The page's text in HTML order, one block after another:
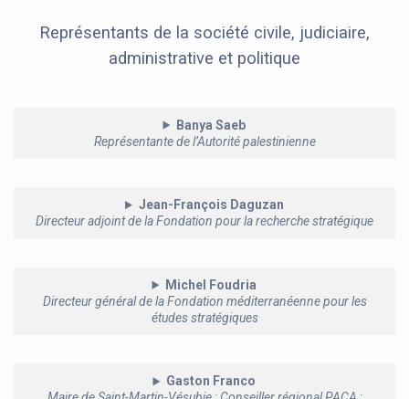
Représentants de la société civile, judiciaire,
administrative et politique
Banya Saeb
Représentante de l’Autorité palestinienne
Jean-François Daguzan
Directeur adjoint de la Fondation pour la recherche stratégique
Michel Foudria
Directeur général de la Fondation méditerranéenne pour les
études stratégiques
Gaston Franco